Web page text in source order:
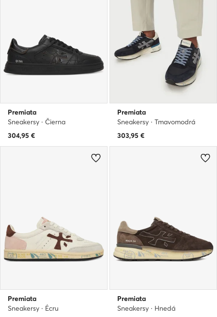
Premiata
Sneakersy · Čierna
304,95 €
Premiata
Sneakersy · Tmavomodrá
303,95 €
Premiata
Sneakersy · Écru
Premiata
Sneakersy · Hnedá